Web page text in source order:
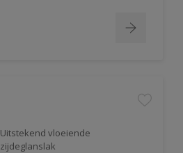
Uitstekend vloeiende
zijdeglanslak